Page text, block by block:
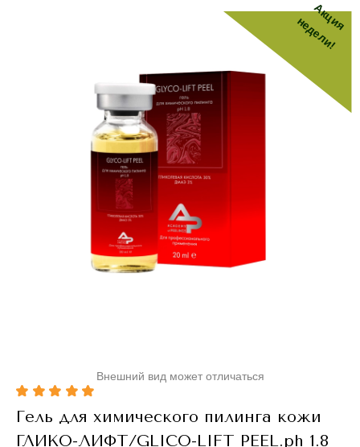
Акция
недели!
Внешний вид может отличаться
Гель для химического пилинга кожи
ГЛИКО-ЛИФТ/GLICO-LIFT PEEL.ph 1.8